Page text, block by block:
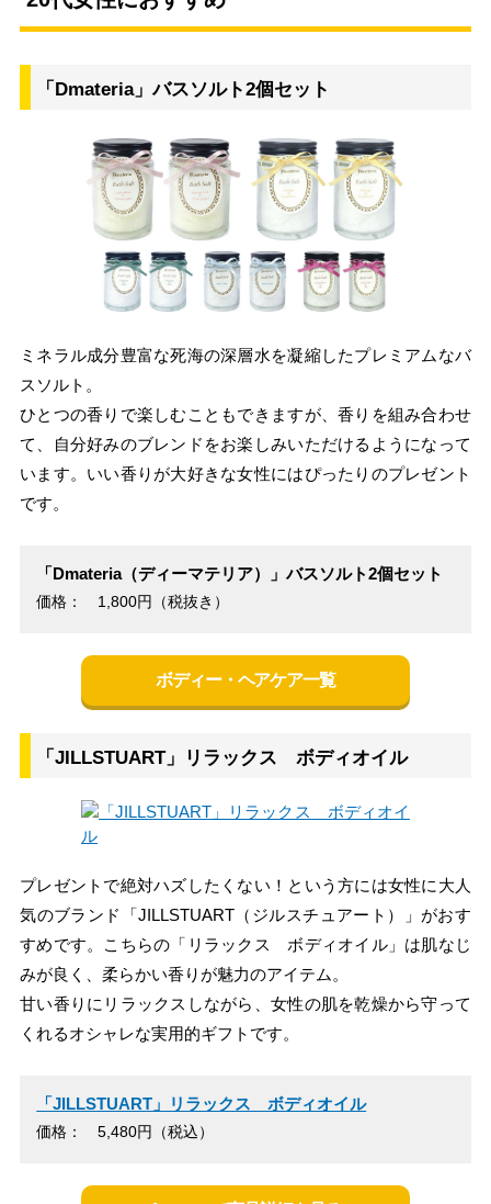
「Dmateria」バスソルト2個セット
ミネラル成分豊富な死海の深層水を凝縮したプレミアムなバ
スソルト。
ひとつの香りで楽しむこともできますが、香りを組み合わせ
て、自分好みのブレンドをお楽しみいただけるようになって
います。いい香りが大好きな女性にはぴったりのプレゼント
です。
「Dmateria（ディーマテリア）」バスソルト2個セット
価格： 1,800円（税抜き）
ボディー・ヘアケア一覧
「JILLSTUART」リラックス ボディオイル
プレゼントで絶対ハズしたくない！という方には女性に大人
気のブランド「JILLSTUART（ジルスチュアート）」がおす
すめです。こちらの「リラックス ボディオイル」は肌なじ
みが良く、柔らかい香りが魅力のアイテム。
甘い香りにリラックスしながら、女性の肌を乾燥から守って
くれるオシャレな実用的ギフトです。
「JILLSTUART」リラックス ボディオイル
価格： 5,480円（税込）